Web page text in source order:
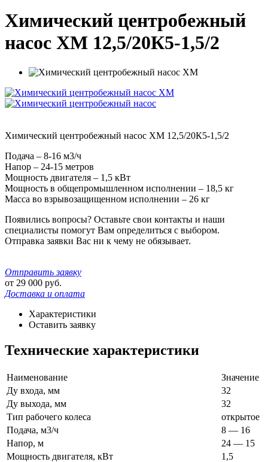
Химический центробежный
насос ХМ 12,5/20К5-1,5/2
Химический центробежный насос ХМ 12,5/20К5-1,5/2
Подача – 8-16 м3/ч
Напор – 24-15 метров
Мощность двигателя – 1,5 кВт
Мощность в общепромышленном исполнении – 18,5 кг
Масса во взрывозащищенном исполнении – 26 кг
Появились вопросы? Оставьте свои контакты и наши
специалисты помогут Вам определиться с выбором.
Отправка заявки Вас ни к чему не обязывает.
Отправить заявку
от 29 000 руб.
Доставка и оплата
Характеристики
Оставить заявку
Технические характеристики
Наименование
Значение
Ду входа, мм
32
Ду выхода, мм
32
Тип рабочего колеса
открытое
Подача, м3/ч
8 — 16
Напор, м
24 — 15
Мощность двигателя, кВт
1,5